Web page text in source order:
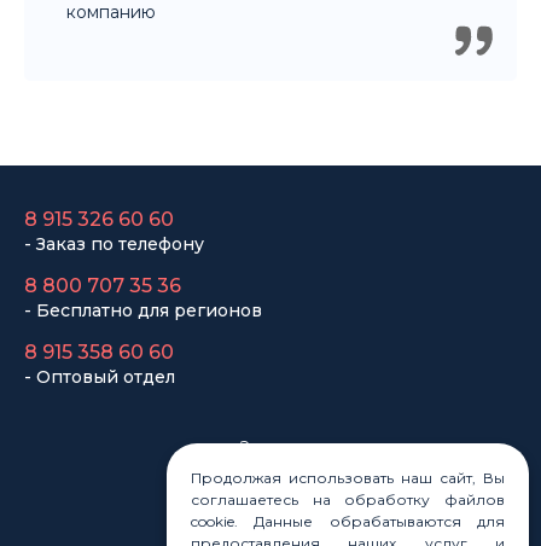
компанию
8 915 326 60 60
- Заказ по телефону
8 800 707 35 36
- Бесплатно для регионов
8 915 358 60 60
- Оптовый отдел
Законы
Статьи
Новости
Карта сайта
Продолжая использовать наш сайт, Вы
соглашаетесь на обработку файлов
cookie. Данные обрабатываются для